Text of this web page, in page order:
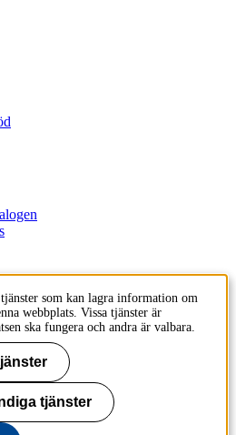
som kan lagra information om
webbplats. Vissa tjänster är
ska fungera och andra är valbara.
tjänster